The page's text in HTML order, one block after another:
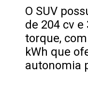
O SUV
de 204 cv
torque,
kWh que
autonomia